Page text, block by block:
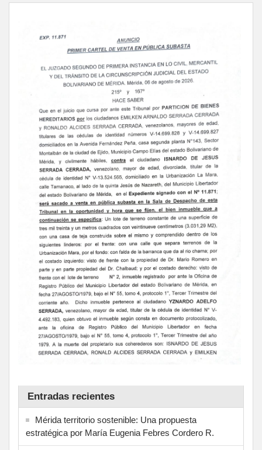
Entradas recientes
Mérida territorio sostenible: Una propuesta
estratégica por María Eugenia Febres Cordero R.